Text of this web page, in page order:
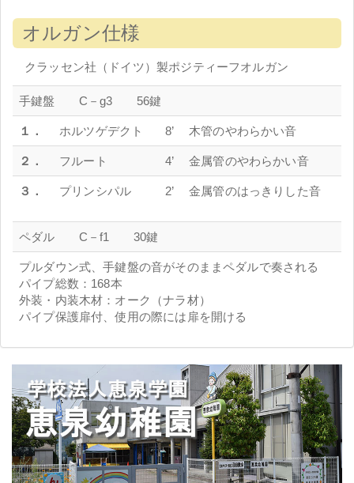
オルガン仕様
クラッセン社（ドイツ）製ポジティーフオルガン
手鍵盤 C－g3 56鍵
１． ホルツゲデクト 8’ 木管のやわらかい音
２． フルート 4’ 金属管のやわらかい音
３． プリンシパル 2’ 金属管のはっきりした音
ペダル C－f1 30鍵
プルダウン式、手鍵盤の音がそのままペダルで奏される
パイプ総数：168本
外装・内装木材：オーク（ナラ材）
パイプ保護扉付、使用の際には扉を開ける